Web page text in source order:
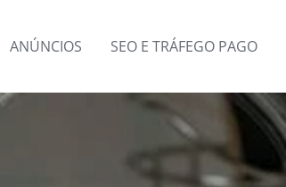
ANÚNCIOS SEO E TRÁFEGO PAGO